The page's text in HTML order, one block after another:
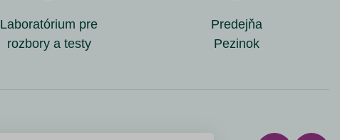
Laboratórium pre
rozbory a testy
Predejňa
Pezinok